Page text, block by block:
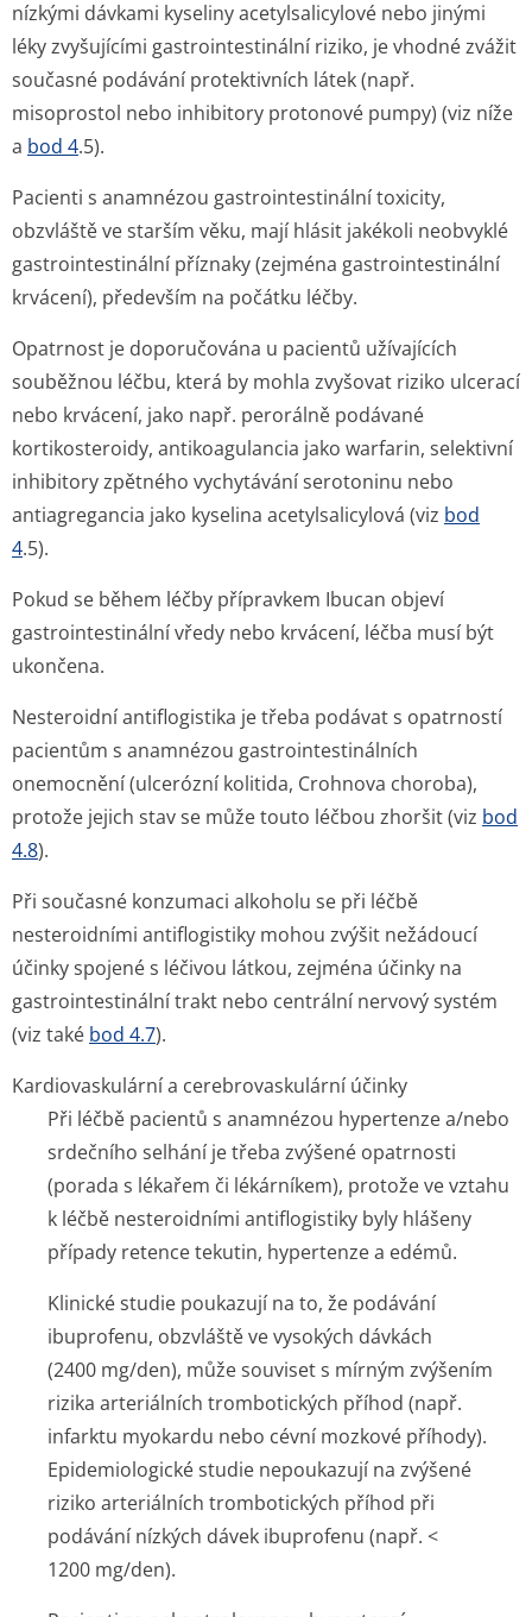
nízkými dávkami kyseliny acetylsalicylové nebo jinými
léky zvyšujícími gastrointestinální riziko, je vhodné zvážit
současné podávání protektivních látek (např.
misoprostol nebo inhibitory protonové pumpy) (viz níže
a bod 4.5).
Pacienti s anamnézou gastrointestinální toxicity,
obzvláště ve starším věku, mají hlásit jakékoli neobvyklé
gastrointestinální příznaky (zejména gastrointestinální
krvácení), především na počátku léčby.
Opatrnost je doporučována u pacientů užívajících
souběžnou léčbu, která by mohla zvyšovat riziko ulcerací
nebo krvácení, jako např. perorálně podávané
kortikosteroidy, antikoagulancia jako warfarin, selektivní
inhibitory zpětného vychytávání serotoninu nebo
antiagregancia jako kyselina acetylsalicylová (viz bod
4.5).
Pokud se během léčby přípravkem Ibucan objeví
gastrointestinální vředy nebo krvácení, léčba musí být
ukončena.
Nesteroidní antiflogistika je třeba podávat s opatrností
pacientům s anamnézou gastrointesti­nálních
onemocnění (ulcerózní kolitida, Crohnova choroba),
protože jejich stav se může touto léčbou zhoršit (viz bod
4.8).
Při současné konzumaci alkoholu se při léčbě
nesteroidními antiflogistiky mohou zvýšit nežádoucí
účinky spojené s léčivou látkou, zejména účinky na
gastrointestinální trakt nebo centrální nervový systém
(viz také bod 4.7).
Kardiovaskulární a cerebrovaskulární účinky
Při léčbě pacientů s anamnézou hypertenze a/nebo
srdečního selhání je třeba zvýšené opatrnosti
(porada s lékařem či lékárníkem), protože ve vztahu
k léčbě nesteroidními antiflogistiky byly hlášeny
případy retence tekutin, hypertenze a edémů.
Klinické studie poukazují na to, že podávání
ibuprofenu, obzvláště ve vysokých dávkách
(2400 mg/den), může souviset s mírným zvýšením
rizika arteriálních trombotických příhod (např.
infarktu myokardu nebo cévní mozkové příhody).
Epidemiologické studie nepoukazují na zvýšené
riziko arteriálních trombotických příhod při
podávání nízkých dávek ibuprofenu (např. <
1200 mg/den).